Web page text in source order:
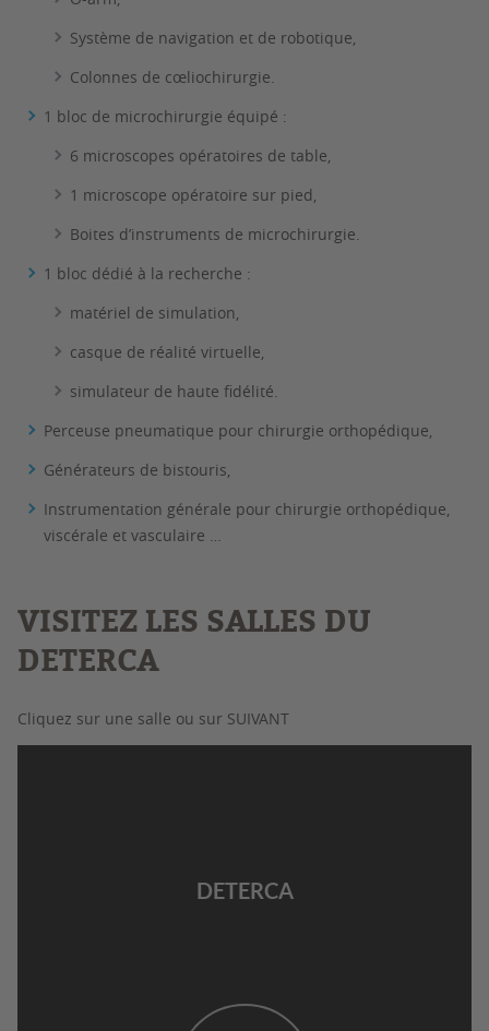
Système de navigation et de robotique,
Colonnes de cœliochirurgie.
1 bloc de microchirurgie équipé :
6 microscopes opératoires de table,
1 microscope opératoire sur pied,
Boites d’instruments de microchirurgie.
1 bloc dédié à la recherche :
matériel de simulation,
casque de réalité virtuelle,
simulateur de haute fidélité.
Perceuse pneumatique pour chirurgie orthopédique,
Générateurs de bistouris,
Instrumentation générale pour chirurgie orthopédique,
viscérale et vasculaire …
VISITEZ LES SALLES DU
DETERCA
Cliquez sur une salle ou sur SUIVANT